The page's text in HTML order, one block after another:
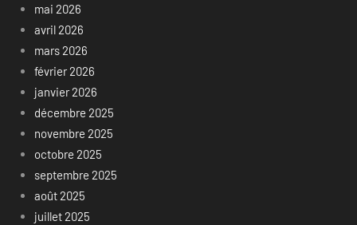
mai 2026
avril 2026
mars 2026
février 2026
janvier 2026
décembre 2025
novembre 2025
octobre 2025
septembre 2025
août 2025
juillet 2025